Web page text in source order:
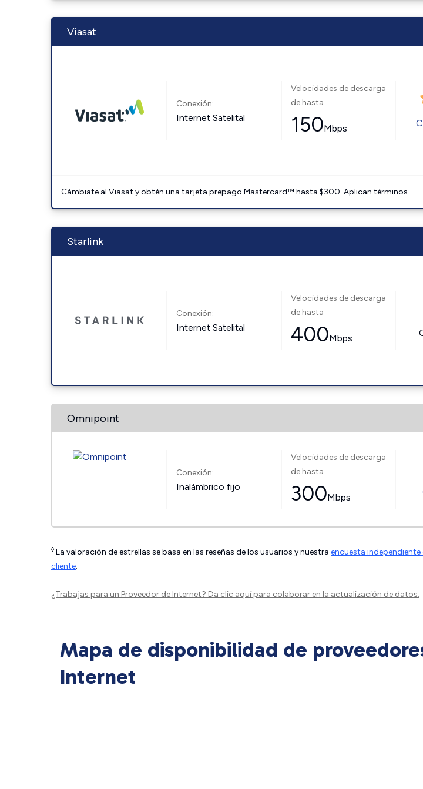
Viasat
Conexión:
Internet Satelital
Velocidades de descarga
de hasta
150Mbps
Cámbiate al Viasat y obtén una tarjeta prepago Mastercard™ hasta $300. Aplican términos.
Starlink
Conexión:
Internet Satelital
Velocidades de descarga
de hasta
400Mbps
Omnipoint
Conexión:
Inalámbrico fijo
Velocidades de descarga
de hasta
300Mbps
◊ La valoración de estrellas se basa en las reseñas de los usuarios y nuestra encuesta
cliente.
¿Trabajas para un Proveedor de Internet? Da clic aquípara colaborar en la actualización de datos.
Mapa de disponibilidad de
Internet